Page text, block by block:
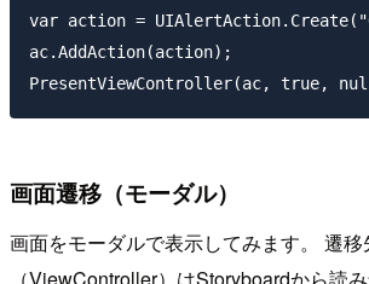
var action =
ac.AddAction(action);
画面遷移（モーダル）
画面をモーダルで表示してみます。 遷